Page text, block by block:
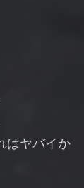
はヤバイか